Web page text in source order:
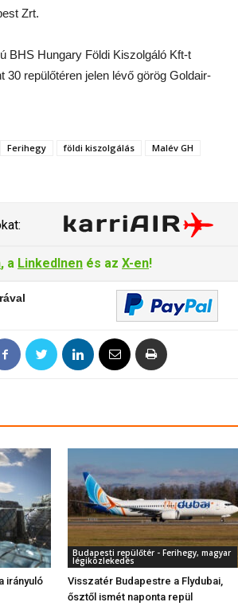
Zrt.
BHS Hungary Földi Kiszolgáló Kft-t
repülőtéren jelen lévő görög Goldair-
Ferihegy földi kiszolgálás
Malév GH
, a LinkedInen és az X-en!
irányuló
Budapesti repülőtér - Ferihegy, magyar
légiközlekedés
Visszatér Budapestre a Flydubai,
ősztől ismét naponta repül